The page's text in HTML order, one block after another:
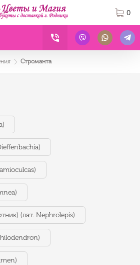
0
Строманта
(лат. Nephrolepis)